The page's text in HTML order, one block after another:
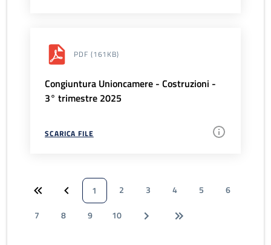
PDF (161KB)
Congiuntura Unioncamere - Costruzioni -
3° trimestre 2025
SCARICA FILE
1 2 3 4 5
6
7
8 9 10